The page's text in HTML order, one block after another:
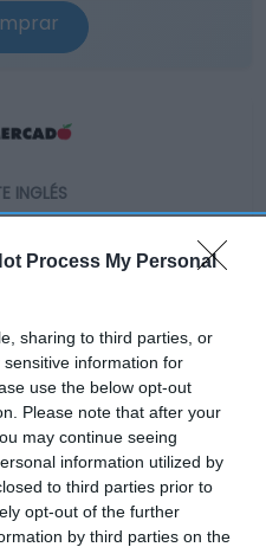
Process My Personal
sharing to third parties, or
information for
use the below opt-out
Please note that after your
may continue seeing
information utilized by
to third parties prior to
opt-out of the further
by third parties on the
INGLÉS